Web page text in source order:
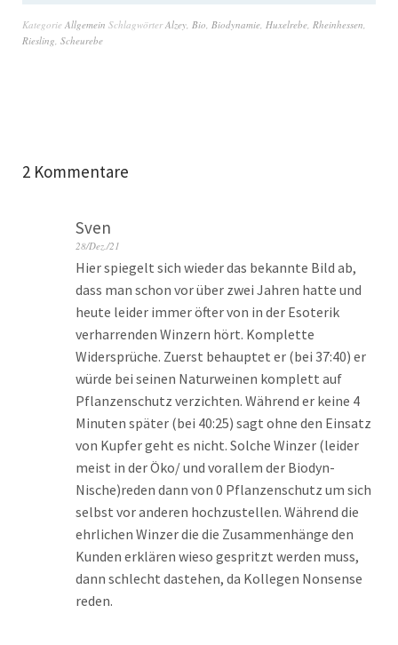
Kategorie Allgemein SchlagwörterAlzey Bio Biodynamie Huxelrebe Rheinhessen
Riesling Scheurebe
2 Kommentare
Sven
28/Dez./21
Hier spiegelt sich wieder das bekannte Bild ab,
dass man schon vor über zwei Jahren hatte und
heute leider immer öfter von in der Esoterik
verharrenden Winzern hört. Komplette
Widersprüche. Zuerst behauptet er (bei 37:40) er
würde bei seinen Naturweinen komplett auf
Pflanzenschutz verzichten. Während er keine 4
Minuten später (bei 40:25) sagt ohne den Einsatz
von Kupfer geht es nicht. Solche Winzer (leider
meist in der Öko/ und vorallem der Biodyn-
Nische)reden dann von 0 Pflanzenschutz um sich
selbst vor anderen hochzustellen. Während die
ehrlichen Winzer die die Zusammenhänge den
Kunden erklären wieso gespritzt werden muss,
dann schlecht dastehen, da Kollegen Nonsense
reden.